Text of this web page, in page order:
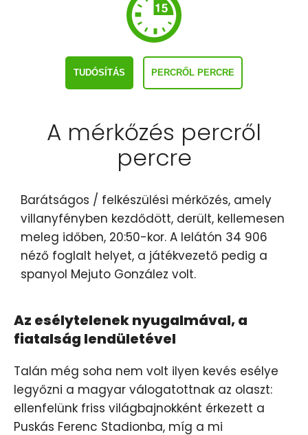
TUDÓSÍTÁS PERCRŐL PERCRE
A mérkőzés percről
percre
Barátságos / felkészülési mérkőzés, amely
villanyfényben kezdődött, derült, kellemesen
meleg időben, 20:50-kor. A lelátón 34 906
néző foglalt helyet, a játékvezető pedig a
spanyol Mejuto González volt.
Az esélytelenek nyugalmával, a
fiatalság lendületével
Talán még soha nem volt ilyen kevés esélye
legyőzni a magyar válogatottnak az olaszt:
ellenfelünk friss világbajnokként érkezett a
Puskás Ferenc Stadionba, míg a mi